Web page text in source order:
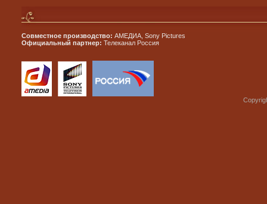
Совместное производство: АМЕДИА, Sony Pictures
Официальный партнер: Телеканал Россия